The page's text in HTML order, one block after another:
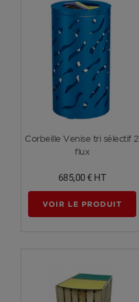
Voir plus
Corbeille Venise tri sélectif 2
flux
685,00 € HT
VOIR LE PRODUIT